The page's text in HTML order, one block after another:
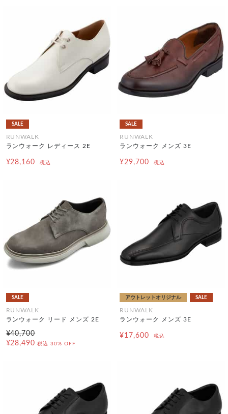
SALE
RUNWALK
ランウォーク レディース 2E
¥28,160 税込
SALE
RUNWALK
ランウォーク メンズ 3E
¥29,700 税込
SALE
RUNWALK
ランウォーク リード メンズ 2E
¥40,700
¥28,490 税込 30% OFF
アウトレットオリジナル SALE
RUNWALK
ランウォーク メンズ 3E
¥17,600 税込